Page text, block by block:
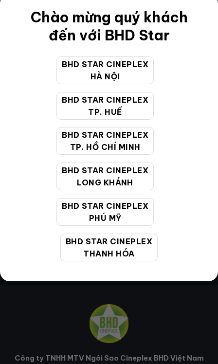
Chào mừng quý khách
đến với BHD Star
BHD STAR CINEPLEX
HÀ NỘI
BHD STAR CINEPLEX
TP. HUẾ
BHD STAR CINEPLEX
TP. HỒ CHÍ MINH
BHD STAR CINEPLEX
LONG KHÁNH
BHD STAR CINEPLEX
PHÚ MỸ
BHD STAR CINEPLEX
THANH HÓA
Điều khoản
Hướng dẫn đặt vé trực tuyến
Quy định và chính sách chung
Chính sách bảo vệ thông tin cá nhân của người tiêu
CHĂM SÓC KHÁCH HÀNG
19002099
Giờ làm việc: 9:00 - 22:00 (Tất cả các ngày bao
cskh@bhdstar.vn
Công ty TNHH MTV Ngôi Sao Cineplex BHD Việt Nam